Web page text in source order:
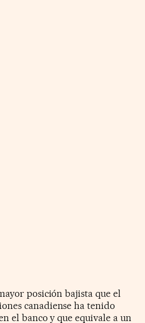
posición bajista que el
canadiense ha tenido
el banco y que equivale a un